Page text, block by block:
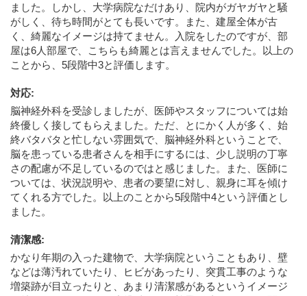
ました。しかし、大学病院なだけあり、院内がガヤガヤと騒
がしく、待ち時間がとても長いです。また、建屋全体が古
く、綺麗なイメージは持てません。入院をしたのですが、部
屋は6人部屋で、こちらも綺麗とは言えませんでした。以上の
ことから、5段階中3と評価します。
対応:
脳神経外科を受診しましたが、医師やスタッフについては始
終優しく接してもらえました。ただ、とにかく人が多く、始
終バタバタと忙しない雰囲気で、脳神経外科ということで、
脳を患っている患者さんを相手にするには、少し説明の丁寧
さの配慮が不足しているのではと感じました。また、医師に
ついては、状況説明や、患者の要望に対し、親身に耳を傾け
てくれる方でした。以上のことから5段階中4という評価とし
ました。
清潔感:
かなり年期の入った建物で、大学病院ということもあり、壁
などは薄汚れていたり、ヒビがあったり、突貫工事のような
増築跡が目立ったりと、あまり清潔感があるというイメージ